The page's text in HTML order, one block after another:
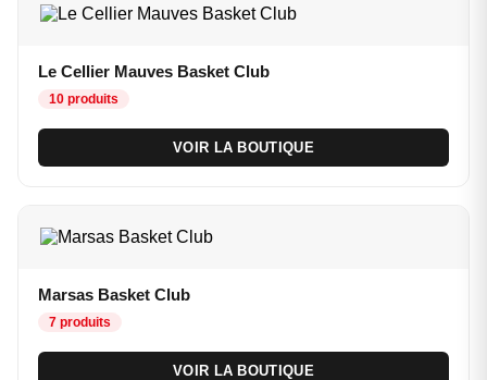
Le Cellier Mauves Basket Club
10 produits
VOIR LA BOUTIQUE
Marsas Basket Club
7 produits
VOIR LA BOUTIQUE